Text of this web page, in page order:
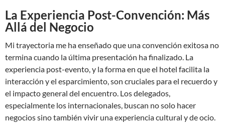
La Experiencia Post-Convención: Más
Allá del Negocio
Mi trayectoria me ha enseñado que una convención exitosa no
termina cuando la última presentación ha finalizado. La
experiencia post-evento, y la forma en que el hotel facilita la
interacción y el esparcimiento, son cruciales para el recuerdo y
el impacto general del encuentro. Los delegados,
especialmente los internacionales, buscan no solo hacer
negocios sino también vivir una experiencia cultural y de ocio.